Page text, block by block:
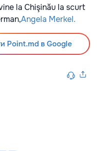
la Chişinău la scurt
Angela Merkel.
Point.md в Google